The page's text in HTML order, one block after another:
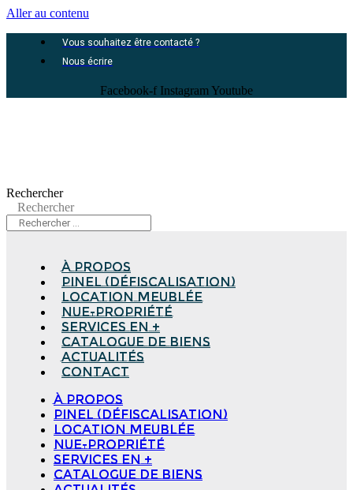
Aller au contenu
Vous souhaitez être contacté ?
Nous écrire
Facebook-f Instagram Youtube
Rechercher
Rechercher
à propos
Pinel (Défiscalisation)
Location meublée
Nue-propriété
Services en +
Catalogue de biens
Actualités
Contact
à propos
Pinel (Défiscalisation)
Location meublée
Nue-propriété
Services en +
Catalogue de biens